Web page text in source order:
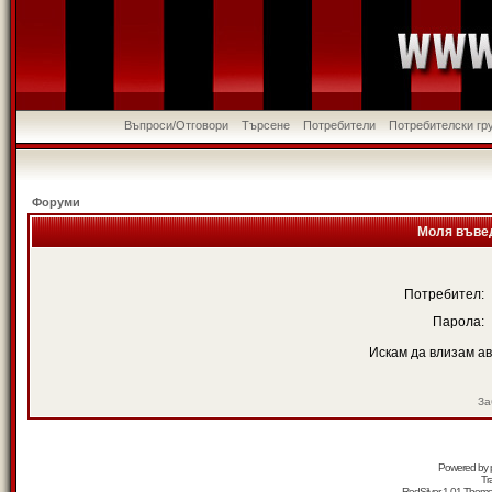
Въпроси/Отговори Търсене Потребители Потребителски
Форуми
Моля
Потребител:
Парола:
Искам да влизам
Powered by